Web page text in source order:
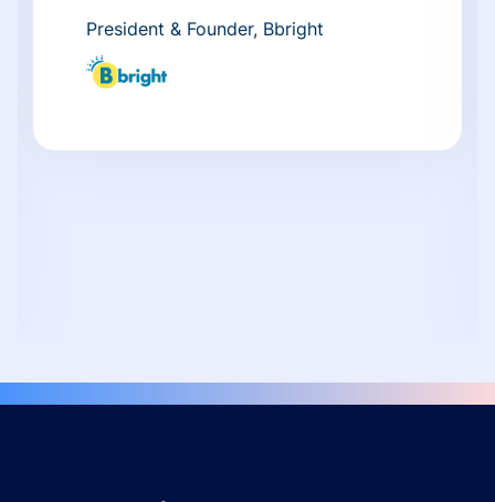
President & Founder, Bbright